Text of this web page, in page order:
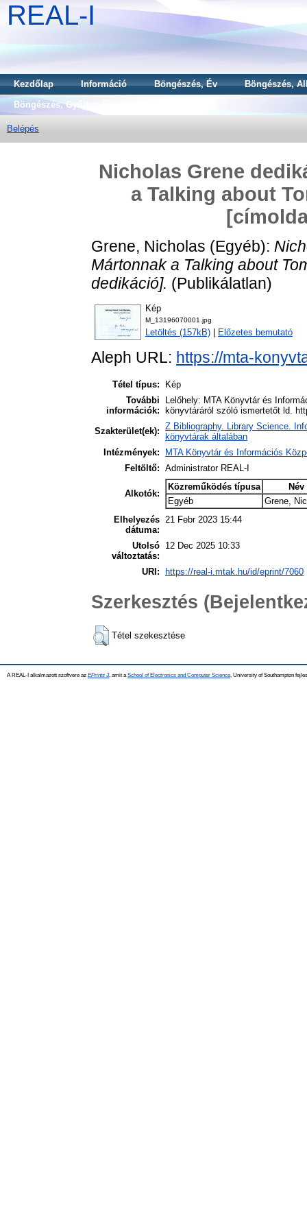
REAL-I
Kezdőlap Információ Böngészés, Év
Böngészés,
Böngészés, Gyűjtemény
Belépés
Nicholas Grene
a Talking about
Grene, Nicholas (Egyéb):
Mártonnak a Talking about
dedikáció]. (Publikálatlan)
Kép
M_13196070001.jpg
Letöltés (157kB) Előzetes bemutató
Aleph URL: https://mta-
Tétel típus:
Kép
További
információk:
Lelőhely: MTA Könyvtár és
könyvtáráról szóló ismertetőt ld.
Szakterület(ek): Z Bibliography. Library Science.
könyvtárak általában
Intézmények:
MTA Könyvtár és Információs
Feltöltő: Administrator REAL-I
Alkotók:
Közreműködés típusa
Név
Egyéb
Grene,
Elhelyezés
dátuma:
21 Febr 2023 15:44
Utolsó
változtatás:
12 Dec 2025 10:33
URI: https://real-i.mtak.hu/id/eprint/7060
Szerkesztés
Tétel szekesztése
A REAL-I alkalmazott szoftvere az EPrints 3, amit a School of Electronics and Computer Science , University of Southampton